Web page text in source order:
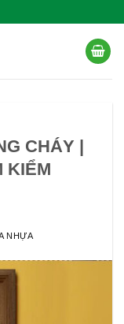
CHÁY |
KIỂM
NHỰA